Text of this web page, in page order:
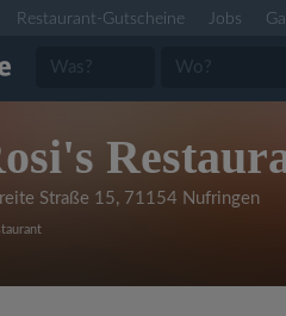
Restaurant-Gutscheine Jobs
Straße 15, 71154 Nufringen